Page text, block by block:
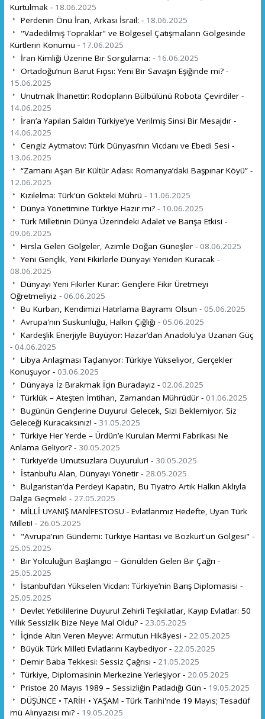
Kurtulmak - 18.06.2025
Perdenin Önü İran, Arkası İsrail: - 18.06.2025
"Vadedilmiş Topraklar" ve Bölgesel Çatışmaların Gölgesinde
Kürtlerin Konumu - 17.06.2025
İran Kimliği Üzerine Bir Sorgulama: - 16.06.2025
Ortadoğu’nun Barut Fıçısı: Yeni Bir Savaşın Eşiğinde mi? -
15.06.2025
Unutmak İhanettir: Rodopların Bülbülünü Robota Çevirdiler -
14.06.2025
İran’a Yapılan Saldırı Türkiye’ye Verilmiş Sinsi Bir Mesajdır -
14.06.2025
Cengiz Aytmatov: Türk Dünyası’nın Vicdanı ve Ebedi Sesi -
13.06.2025
“Zamanı Aşan Bir Kültür Adası: Romanya’daki Başpınar Köyü” -
12.06.2025
Kızılelma: Türk'ün Gökteki Mührü - 11.06.2025
Dünya Yönetimine Türkiye Hazır mı? - 10.06.2025
Türk Milletinin Dünya Üzerindeki Adalet ve Barışa Etkisi -
09.06.2025
Hırsla Gelen Gölgeler, Azimle Doğan Güneşler - 08.06.2025
Yeni Gençlik, Yeni Fikirlerle Dünyayı Yeniden Kuracak -
08.06.2025
Dünyayı Yeni Fikirler Kurar: Gençlere Fikir Üretmeyi
Öğretmeliyiz - 06.06.2025
Bu Kurban, Kendimizi Hatırlama Bayramı Olsun - 05.06.2025
Avrupa'nın Suskunluğu, Halkın Çığlığı - 05.06.2025
Kardeşlik Enerjiyle Büyüyor: Hazar’dan Anadolu’ya Uzanan Güç
- 04.06.2025
Libya Anlaşması Taçlanıyor: Türkiye Yükseliyor, Gerçekler
Konuşuyor - 03.06.2025
Dünyaya İz Bırakmak İçin Buradayız - 02.06.2025
Türklük – Ateşten İmtihan, Zamandan Mührüdür - 01.06.2025
Bugünün Gençlerine Duyuru! Gelecek, Sizi Beklemiyor. Siz
Geleceği Kuracaksınız! - 31.05.2025
Türkiye Her Yerde – Ürdün’e Kurulan Mermi Fabrikası Ne
Anlama Geliyor? - 30.05.2025
Türkiye’de Umutsuzlara Duyurulur! - 30.05.2025
İstanbul’u Alan, Dünyayı Yönetir - 28.05.2025
Bulgaristan’da Perdeyi Kapatın, Bu Tiyatro Artık Halkın Aklıyla
Dalga Geçmek! - 27.05.2025
MİLLİ UYANIŞ MANİFESTOSU - Evlatlarımız Hedefte, Uyan Türk
Milleti! - 26.05.2025
"Avrupa'nın Gündemi: Türkiye Haritası ve Bozkurt'un Gölgesi" -
25.05.2025
Bir Yolculuğun Başlangıcı – Gönülden Gelen Bir Çağrı -
25.05.2025
İstanbul’dan Yükselen Vicdan: Türkiye’nin Barış Diplomasisi -
25.05.2025
Devlet Yetkililerine Duyuru! Zehirli Teşkilatlar, Kayıp Evlatlar: 50
Yıllık Sessizlik Bize Neye Mal Oldu? - 23.05.2025
İçinde Altın Veren Meyve: Armutun Hikâyesi - 22.05.2025
Büyük Türk Milleti Evlatlarını Kaybediyor - 22.05.2025
Demir Baba Tekkesi: Sessiz Çağrısı - 21.05.2025
Türkiye, Diplomasinin Merkezine Yerleşiyor - 20.05.2025
Pristoe 20 Mayıs 1989 – Sessizliğin Patladığı Gün - 19.05.2025
DÜŞÜNCE • TARİH • YAŞAM - Türk Tarihi'nde 19 Mayıs; Tesadüf
mü Alınyazısı mı? - 19.05.2025